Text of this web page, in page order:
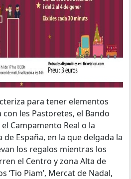
para tener elementos
les Pastoretes, el Bando
el Campamento Real o la
España, en la que delgada la
los regalos mientras los
el Centro y zona Alta de
‘Tio Piam’, Mercat de Nadal,